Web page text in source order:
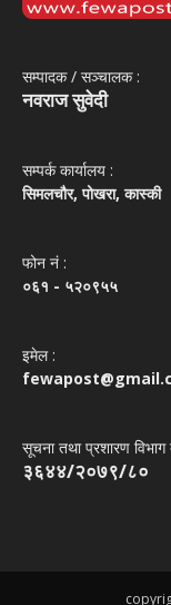
सम्पादक / सञ्‍चालक :
नवराज सुवेदी
सम्पर्क कार्यालय :
सिमलचौर, पोखरा, कास्की
फोन नं‌ :
०६१ - ५२०९५५
इमेल :
सूचना तथा प्रशारण विभाग
३६४४/२०७९/८०